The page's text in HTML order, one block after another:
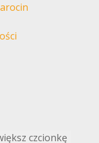
czcionkę